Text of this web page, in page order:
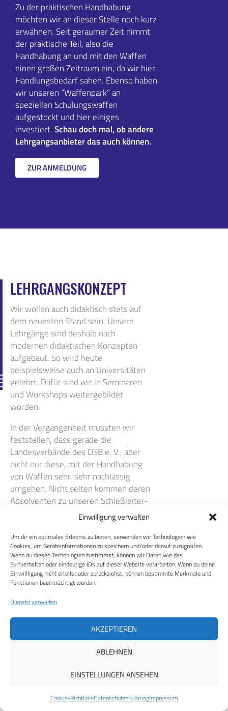
Einwilligung verwalten
Um dir ein optimales Erlebnis zu bieten, verwenden wir Technologien wie
Cookies, um Geräteinformationen zu speichern und/oder darauf zuzugreifen.
Wenn du diesen Technologien zustimmst, können wir Daten wie das
Surfverhalten oder eindeutige IDs auf dieser Website verarbeiten. Wenn du deine
Einwillligung nicht erteilst oder zurückziehst, können bestimmte Merkmale und
Funktionen beeinträchtigt werden.
Dienste verwalten
AKZEPTIEREN
ABLEHNEN
EINSTELLUNGEN ANSEHEN
Cookie-RichtlinieDatenschutzerklärungImpressum
Zu der praktischen Handhabung
möchten wir an dieser Stelle noch kurz
erwähnen. Seit geraumer Zeit nimmt
der praktische Teil, also die
Handhabung an und mit den Waffen
einen großen Zeitraum ein, da wir hier
Handlungsbedarf sahen. Ebenso haben
wir unseren “Waffenpark” an
speziellen Schulungswaffen
aufgestockt und hier einiges
investiert.Schau doch mal, ob andere
Lehrgangsanbieter das auch können.
ZUR ANMELDUNG
LEHRGANGSKONZEPT
Wir wollen auch didaktisch stets auf
dem neuesten Stand sein. Unsere
Lehrgänge sind deshalb nach
modernen didaktischen Konzepten
aufgebaut. So wird heute
beispielsweise auch an Universitäten
gelehrt. Dafür sind wir in Seminaren
und Workshops weitergebildet
worden.
In der Vergangenheit mussten wir
feststellen, dass gerade die
Landesverbände des DSB e. V., aber
nicht nur diese, mit der Handhabung
von Waffen sehr, sehr nachlässig
umgehen. Nicht selten kommen deren
Absolventen zu unseren Schießleiter-
Lehrgängen und haben Defizite bei der
Handhabung von Waffen oder können
die Waffen erst gar nicht laden! Das
wollen wir nicht!
Erst kürzlich meldete sich nach einem
längeren Telefonat eine Gruppe von
Düsseldorf bei uns an. Sie wollten
nicht die ausschließlich theoretische
Ausbildung im Raum Düsseldorf,
sondern die bekannt gute praktische
und praxisnahe Ausbildung, von der sie
gehört hätten, bei uns absolvieren.
Während unserer Lehrgänge wird die